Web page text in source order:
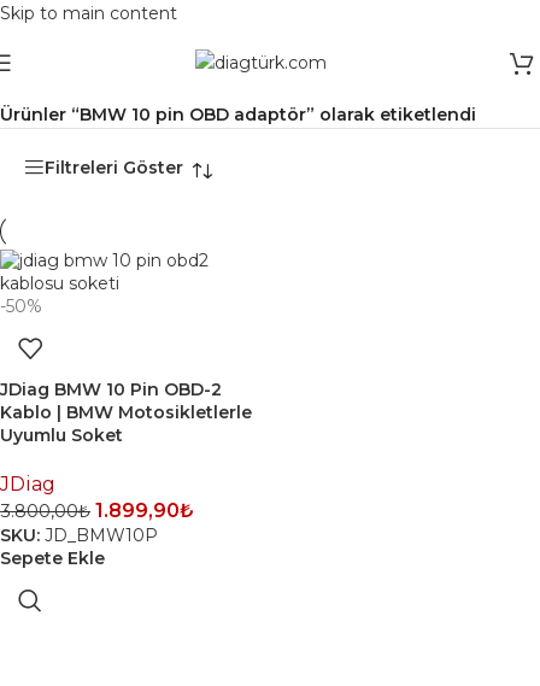
Skip to main content
Ürünler “BMW 10 pin OBD adaptör” olarak etiketlendi
Filtreleri Göster
-50%
JDiag BMW 10 Pin OBD-2
Kablo | BMW Motosikletlerle
Uyumlu Soket
JDiag
3.800,00₺ 1.899,90₺
SKU: JD_BMW10P
Sepete Ekle